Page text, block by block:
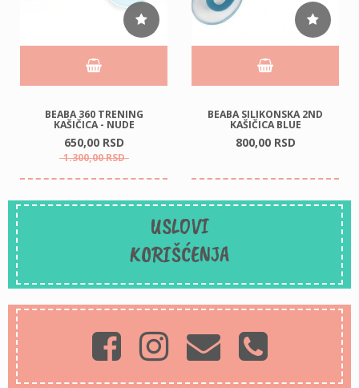
BEABA 360 TRENING
KAŠIČICA - NUDE
650,00 RSD
1.300,00RSD
BEABA SILIKONSKA 2ND
KAŠIČICA BLUE
800,00 RSD
USLOVI
KORIŠĆENJA